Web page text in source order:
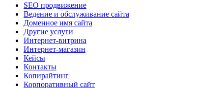
SEO продвижение
Ведение и обслуживание сайта
Доменное имя сайта
Другие услуги
Интернет-витрина
Интернет-магазин
Кейсы
Контакты
Копирайтинг
Корпоративный сайт